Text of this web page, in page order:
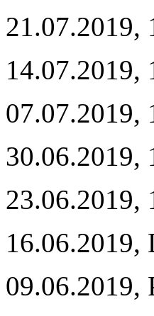
21.07.2019,
14.07.2019,
07.07.2019,
30.06.2019,
23.06.2019,
09.06.2019,